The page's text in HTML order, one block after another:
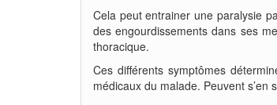
Cela peut entrainer une paralysie
des engourdissements dans ses
thoracique.
Ces différents symptômes
médicaux du malade. Peuvent